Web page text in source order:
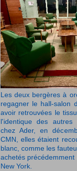
Les deux bergères à
regagner le hall-salon
avoir retrouvées le
l'identique des autres
chez Ader, en
CMN, elles étaient
blanc, comme les
achetés
New York.